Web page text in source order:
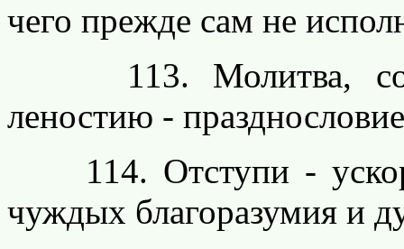
чего прежде сам не
113. Молитва,
леностию -
114. Отступи -
чуждых благоразумия и